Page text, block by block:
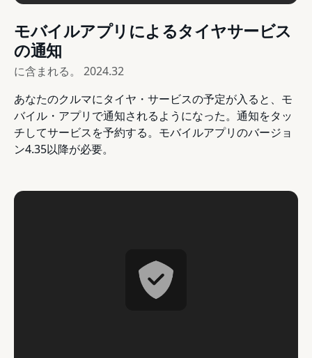
モバイルアプリによるタイヤサービス
の通知
に含まれる。 2024.32
あなたのクルマにタイヤ・サービスの予定が入ると、モ
バイル・アプリで通知されるようになった。通知をタッ
チしてサービスを予約する。モバイルアプリのバージョ
ン4.35以降が必要。